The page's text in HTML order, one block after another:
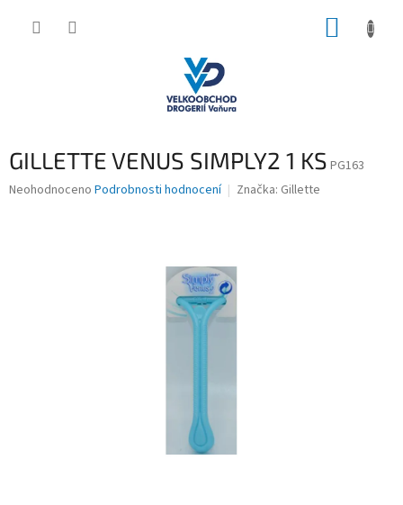
GILLETTE VENUS SIMPLY2 1 KS PG163
Průměrné
Neohodnoceno Podrobnosti hodnocení Značka: Gillette